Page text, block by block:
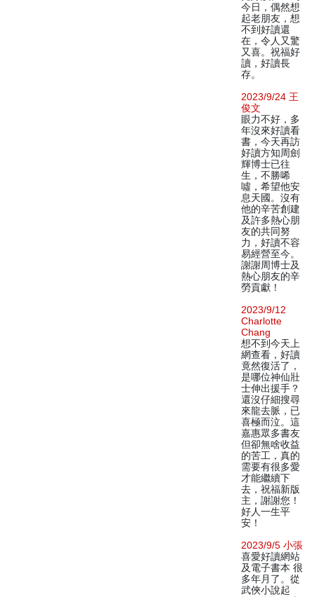
今日，偶然想
起老朋友，想
不到好讀還
在，令人又驚
又喜。祝福好
讀，好讀長
存。
2023/9/24 王
俊文
眼力不好，多
年沒來好讀看
書，今天再訪
好讀方知周劍
輝博士已往
生，不勝唏
噓，希望他安
息天國。沒有
他的辛苦創建
及許多熱心朋
友的共同努
力，好讀不容
易經營至今。
謝謝周博士及
熱心朋友的辛
勞貢獻！
2023/9/12
Charlotte
Chang
想不到今天上
網查看，好讀
竟然復活了，
是哪位神仙壯
士伸出援手？
還沒仔細搜尋
來龍去脈，已
喜極而泣。這
嘉惠眾多書友
但卻無啥收益
的苦工，真的
需要有很多愛
才能繼續下
去，祝福新版
主，謝謝您！
好人一生平
安！
2023/9/5 小張
喜愛好讀網站
及電子書本 很
多年月了。從
武俠小說起